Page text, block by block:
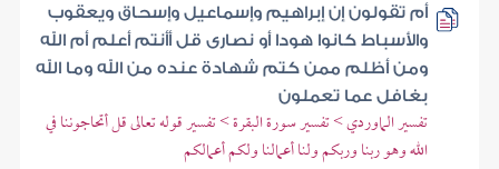
أم تقولون إن إبراهيم وإسماعيل وإسحاق ويعقوب
والأسباط كانوا هودا أو نصارى قل أأنتم أعلم أم الله
ومن أظلم ممن كتم شهادة عنده من الله وما الله
بغافل عما تعملون
تفسير الماوردي > تفسير سورة البقرة > تفسير قوله تعالى قل أتحاجوننا في
الله وهو ربنا وربكم ولنا أعمالنا ولكم أعمالكم